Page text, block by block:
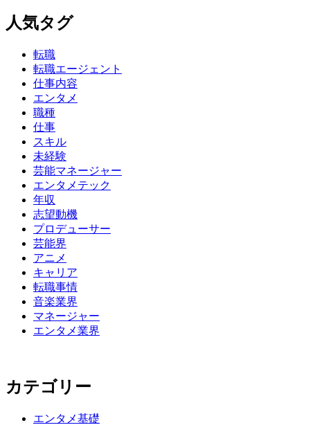
人気タグ
転職
転職エージェント
仕事内容
エンタメ
職種
仕事
スキル
未経験
芸能マネージャー
エンタメテック
年収
志望動機
プロデューサー
芸能界
アニメ
キャリア
転職事情
音楽業界
マネージャー
エンタメ業界
カテゴリー
エンタメ基礎